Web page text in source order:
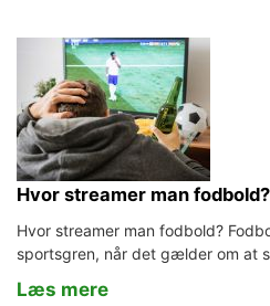
Hvor streamer man fodbold?
Hvor streamer man fodbold?
sportsgren, når det gælder om at
Læs mere